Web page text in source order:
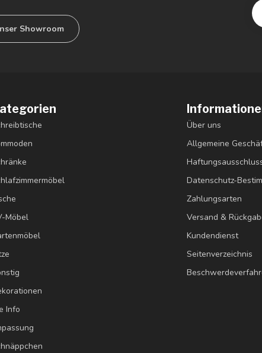
Showroom
Möbel
Info
Über uns
Allgemeine
Datenschutz-
Zahlungsarten
Versand &
Kundendienst
Seitenverzeichnis